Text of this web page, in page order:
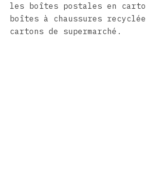
les boîtes postales en
boîtes à chaussures
cartons de supermarché.